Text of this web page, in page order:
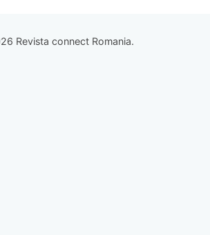
Revista connect Romania.